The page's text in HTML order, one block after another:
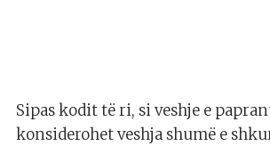
Sipas kodit të ri, si veshje e
konsiderohet veshja shumë e